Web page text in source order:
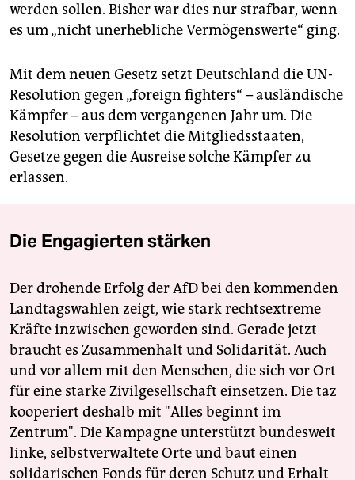
werden sollen. Bisher war dies nur strafbar, wenn
es um „nicht unerhebliche Vermögenswerte“ ging.
Mit dem neuen Gesetz setzt Deutschland die UN-
Resolution gegen „foreign fighters“ – ausländische
Kämpfer – aus dem vergangenen Jahr um. Die
Resolution verpflichtet die Mitgliedsstaaten,
Gesetze gegen die Ausreise solche Kämpfer zu
erlassen.
Die Engagierten stärken
Der drohende Erfolg der AfD bei den kommenden
Landtagswahlen zeigt, wie stark rechtsextreme
Kräfte inzwischen geworden sind. Gerade jetzt
braucht es Zusammenhalt und Solidarität. Auch
und vor allem mit den Menschen, die sich vor Ort
für eine starke Zivilgesellschaft einsetzen. Die taz
kooperiert deshalb mit "Alles beginnt im
Zentrum". Die Kampagne unterstützt bundesweit
linke, selbstverwaltete Orte und baut einen
solidarischen Fonds für deren Schutz und Erhalt